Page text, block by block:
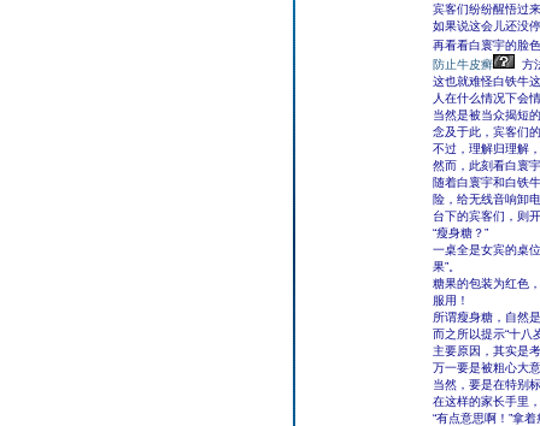
宾客们纷纷醒悟过
如果说这会儿还没
再看看白寰宇的脸
防止牛皮癣
方
这也就难怪白铁牛
人在什么情况下会
当然是被当众揭短
念及于此，宾客们
不过，理解归理解
然而，此刻看白寰
随着白寰宇和白铁
险，给无线音响卸
台下的宾客们，则
“瘦身糖？”
一桌全是女宾的桌
果”。
糖果的包装为红色
服用！
所谓瘦身糖，自然
而之所以提示“十八
主要原因，其实是
万一要是被粗心大
当然，要是在特别
在这样的家长手里
“有点意思啊！”拿